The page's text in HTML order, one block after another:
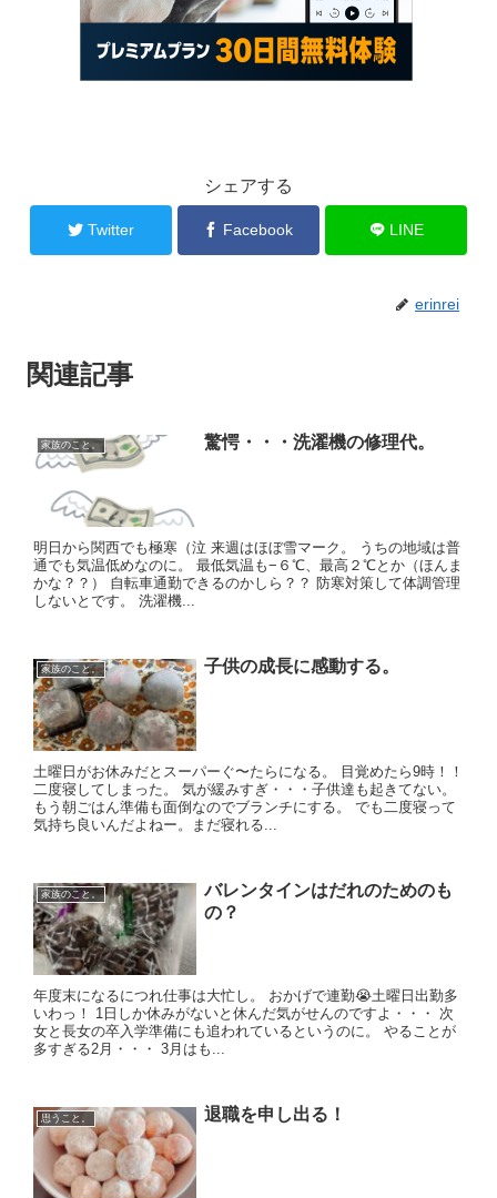
シェアする
Twitter Facebook LINE
erinrei
関連記事
家族のこと。 驚愕・・・洗濯機の修理代。
明日から関西でも極寒（泣 来週はほぼ雪マーク。 うちの地域は普
通でも気温低めなのに。 最低気温も−６℃、最高２℃とか（ほんま
かな？？） 自転車通勤できるのかしら？？ 防寒対策して体調管理
しないとです。 洗濯機...
家族のこと。 子供の成長に感動する。
土曜日がお休みだとスーパーぐ〜たらになる。 目覚めたら9時！！
二度寝してしまった。 気が緩みすぎ・・・子供達も起きてない。
もう朝ごはん準備も面倒なのでブランチにする。 でも二度寝って
気持ち良いんだよねー。まだ寝れる...
家族のこと。
バレンタインはだれのためのも
の？
年度末になるにつれ仕事は大忙し。 おかげで連勤😭土曜日出勤多
いわっ！ 1日しか休みがないと休んだ気がせんのですよ・・・ 次
女と長女の卒入学準備にも追われているというのに。 やることが
多すぎる2月・・・ 3月はも...
思うこと。 退職を申し出る！